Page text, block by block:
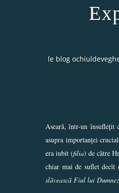
le blog
Aseară, într-un
asupra importanței
era iubit (filia) de către
chiar mai de suflet
slăvească Fiul lui